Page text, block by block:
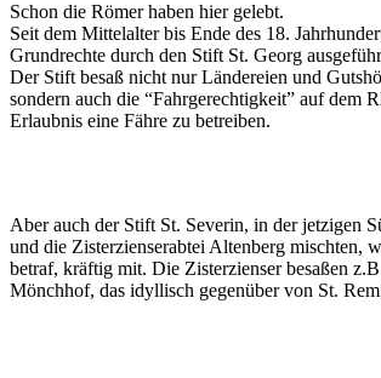
Schon die Römer haben hier gelebt.
Seit dem Mittelalter bis Ende des 18.
Grundrechte durch den Stift St. Georg
Der Stift besaß nicht nur Ländereien und
sondern auch die “Fahrgerechtigkeit” auf dem
Erlaubnis eine Fähre zu betreiben.
Aber auch der Stift St. Severin, in der jetzigen
und die Zisterzienserabtei Altenberg mischten,
betraf, kräftig mit. Die Zisterzienser besaßen
Mönchhof, das idyllisch gegenüber von St.